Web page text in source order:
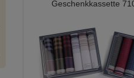
Geschenkkassette